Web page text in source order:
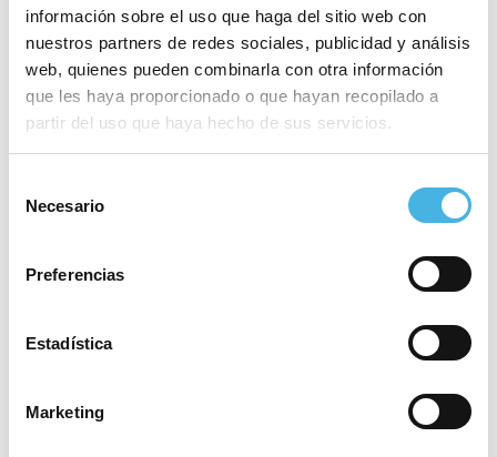
información sobre el uso que haga del sitio web con
nuestros partners de redes sociales, publicidad y análisis
web, quienes pueden combinarla con otra información
que les haya proporcionado o que hayan recopilado a
partir del uso que haya hecho de sus servicios.
Necesario
Preferencias
Estadística
Marketing
Reproductor
00:00 00:00